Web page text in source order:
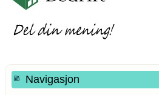
Navigasjon